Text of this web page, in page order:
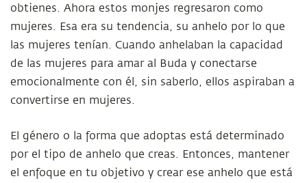
obtienes. Ahora estos monjes regresaron como
mujeres. Esa era su tendencia, su anhelo por lo que
las mujeres tenían. Cuando anhelaban la capacidad
de las mujeres para amar al Buda y conectarse
emocionalmente con él, sin saberlo, ellos aspiraban a
convertirse en mujeres.
El género o la forma que adoptas está determinado
por el tipo de anhelo que creas. Entonces, mantener
el enfoque en tu objetivo y crear ese anhelo que está